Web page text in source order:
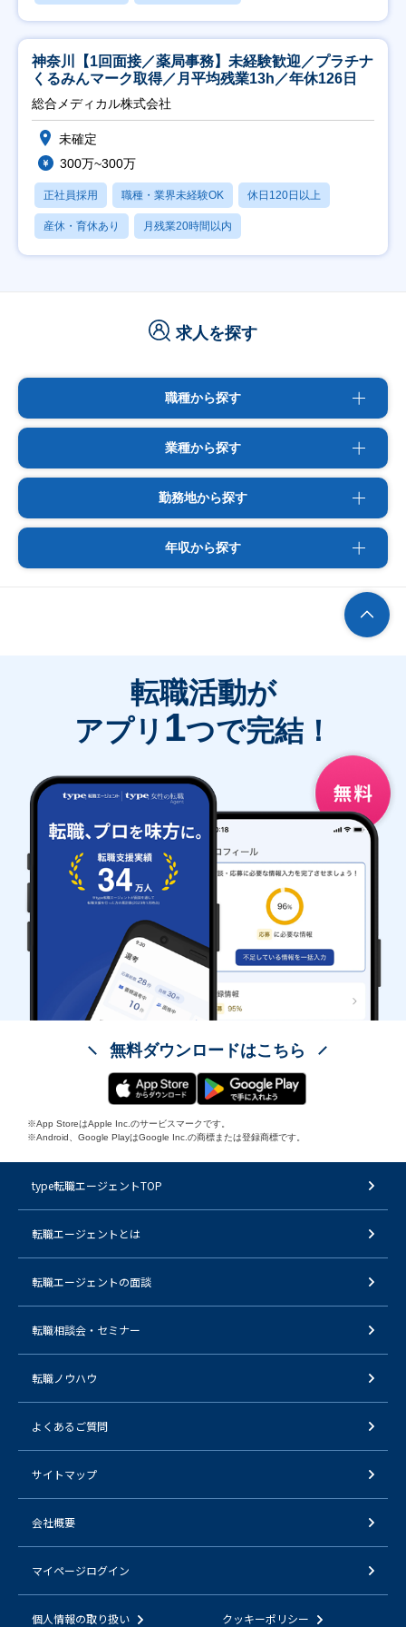
神奈川【1回面接／薬局事務】未経験歓迎／プラチナ
くるみんマーク取得／月平均残業13h／年休126日
総合メディカル株式会社
未確定
300万~300万
正社員採用 職種・業界未経験OK 休日120日以上
産休・育休あり 月残業20時間以内
求人を探す
職種から探す
業種から探す
勤務地から探す
年収から探す
転職活動が
アプリ 1つで完結！
無料ダウンロードはこちら
※App StoreはApple Inc.のサービスマークです。
※Android、Google PlayはGoogle Inc.の商標または登録商標です。
type転職エージェントTOP
転職エージェントとは
転職エージェントの面談
転職相談会・セミナー
転職ノウハウ
よくあるご質問
サイトマップ
会社概要
マイページログイン
個人情報の取り扱い クッキーポリシー